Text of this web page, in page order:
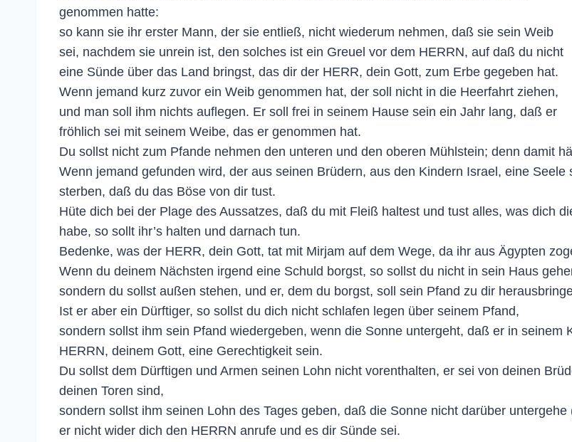
genommen hatte:
so kann sie ihr erster Mann, der sie entließ, nicht wiederum nehmen, daß sie sein Weib
sei, nachdem sie unrein ist, den solches ist ein Greuel vor dem HERRN, auf daß du nicht
eine Sünde über das Land bringst, das dir der HERR, dein Gott, zum Erbe gegeben hat.
Wenn jemand kurz zuvor ein Weib genommen hat, der soll nicht in die Heerfahrt ziehen,
und man soll ihm nichts auflegen. Er soll frei in seinem Hause sein ein Jahr lang, daß er
fröhlich sei mit seinem Weibe, das er genommen hat.
Du sollst nicht zum Pfande nehmen den unteren und den oberen Mühlstein; denn damit
Wenn jemand gefunden wird, der aus seinen Brüdern, aus den Kindern Israel, eine
sterben, daß du das Böse von dir tust.
Hüte dich bei der Plage des Aussatzes, daß du mit Fleiß haltest und tust alles, was dich
habe, so sollt ihr’s halten und darnach tun.
Bedenke, was der HERR, dein Gott, tat mit Mirjam auf dem Wege, da ihr aus Ägypten
Wenn du deinem Nächsten irgend eine Schuld borgst, so sollst du nicht in sein Haus
sondern du sollst außen stehen, und er, dem du borgst, soll sein Pfand zu dir
Ist er aber ein Dürftiger, so sollst du dich nicht schlafen legen über seinem Pfand,
sondern sollst ihm sein Pfand wiedergeben, wenn die Sonne untergeht, daß er in seinem
HERRN, deinem Gott, eine Gerechtigkeit sein.
Du sollst dem Dürftigen und Armen seinen Lohn nicht vorenthalten, er sei von deinen
deinen Toren sind,
sondern sollst ihm seinen Lohn des Tages geben, daß die Sonne nicht darüber
er nicht wider dich den HERRN anrufe und es dir Sünde sei.